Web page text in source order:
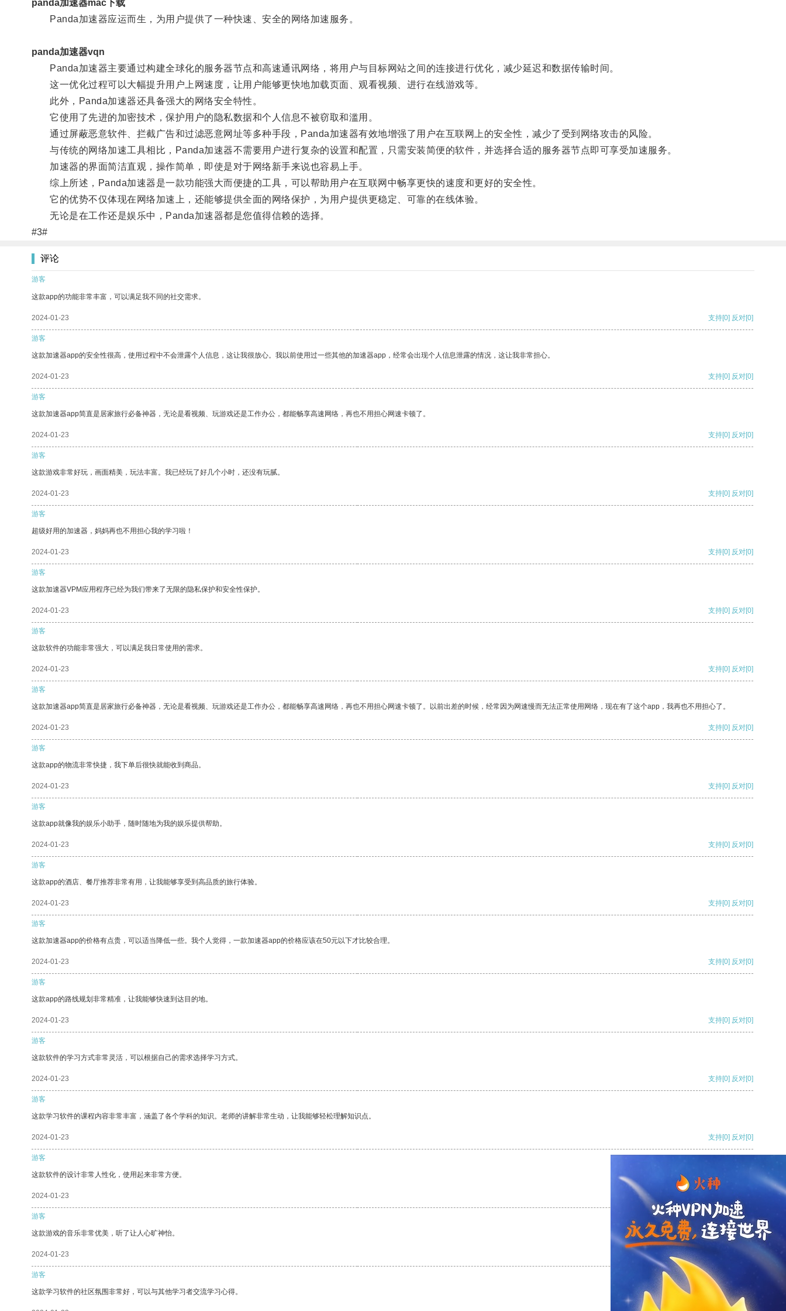
panda加速器mac下载
Panda加速器应运而生，为用户提供了一种快速、安全的网络加速服务。
panda加速器vqn
Panda加速器主要通过构建全球化的服务器节点和高速通讯网络，将用户与目标网站之间的连接进行优化，减少延迟和数据传输时间。
这一优化过程可以大幅提升用户上网速度，让用户能够更快地加载页面、观看视频、进行在线游戏等。
此外，Panda加速器还具备强大的网络安全特性。
它使用了先进的加密技术，保护用户的隐私数据和个人信息不被窃取和滥用。
通过屏蔽恶意软件、拦截广告和过滤恶意网址等多种手段，Panda加速器有效地增强了用户在互联网上的安全性，减少了受到网络攻击的风险。
与传统的网络加速工具相比，Panda加速器不需要用户进行复杂的设置和配置，只需安装简便的软件，并选择合适的服务器节点即可享受加速服务。
加速器的界面简洁直观，操作简单，即使是对于网络新手来说也容易上手。
综上所述，Panda加速器是一款功能强大而便捷的工具，可以帮助用户在互联网中畅享更快的速度和更好的安全性。
它的优势不仅体现在网络加速上，还能够提供全面的网络保护，为用户提供更稳定、可靠的在线体验。
无论是在工作还是娱乐中，Panda加速器都是您值得信赖的选择。
#3#
评论
游客
这款app的功能非常丰富，可以满足我不同的社交需求。
2024-01-23 支持[0] 反对[0]
游客
这款加速器app的安全性很高，使用过程中不会泄露个人信息，这让我很放心。我以前使用过一些其他的加速器app，经常会出现个人信息泄露的情况，这让我非常担心。
2024-01-23 支持[0] 反对[0]
游客
这款加速器app简直是居家旅行必备神器，无论是看视频、玩游戏还是工作办公，都能畅享高速网络，再也不用担心网速卡顿了。
2024-01-23 支持[0] 反对[0]
游客
这款游戏非常好玩，画面精美，玩法丰富。我已经玩了好几个小时，还没有玩腻。
2024-01-23 支持[0] 反对[0]
游客
超级好用的加速器，妈妈再也不用担心我的学习啦！
2024-01-23 支持[0] 反对[0]
游客
这款加速器VPM应用程序已经为我们带来了无限的隐私保护和安全性保护。
2024-01-23 支持[0] 反对[0]
游客
这款软件的功能非常强大，可以满足我日常使用的需求。
2024-01-23 支持[0] 反对[0]
游客
这款加速器app简直是居家旅行必备神器，无论是看视频、玩游戏还是工作办公，都能畅享高速网络，再也不用担心网速卡顿了。以前出差的时候，经常因为网速慢而无法正常使用网络，现在有了这个app，我再也不用担心了。
2024-01-23 支持[0] 反对[0]
游客
这款app的物流非常快捷，我下单后很快就能收到商品。
2024-01-23 支持[0] 反对[0]
游客
这款app就像我的娱乐小助手，随时随地为我的娱乐提供帮助。
2024-01-23 支持[0] 反对[0]
游客
这款app的酒店、餐厅推荐非常有用，让我能够享受到高品质的旅行体验。
2024-01-23 支持[0] 反对[0]
游客
这款加速器app的价格有点贵，可以适当降低一些。我个人觉得，一款加速器app的价格应该在50元以下才比较合理。
2024-01-23 支持[0] 反对[0]
游客
这款app的路线规划非常精准，让我能够快速到达目的地。
2024-01-23 支持[0] 反对[0]
游客
这款软件的学习方式非常灵活，可以根据自己的需求选择学习方式。
2024-01-23 支持[0] 反对[0]
游客
这款学习软件的课程内容非常丰富，涵盖了各个学科的知识。老师的讲解非常生动，让我能够轻松理解知识点。
2024-01-23 支持[0] 反对[0]
游客
这款软件的设计非常人性化，使用起来非常方便。
2024-01-23
游客
这款游戏的音乐非常优美，听了让人心旷神怡。
2024-01-23 反对
游客
这款学习软件的社区氛围非常好，可以与其他学习者交流学习心得。